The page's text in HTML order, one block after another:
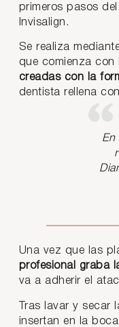
primeros pasos
Invisalign.
Se realiza
que comienza con
creadas con la
dentista rellena
En
Una vez que las
profesional graba
va a adherir el
Tras lavar y
insertan en la